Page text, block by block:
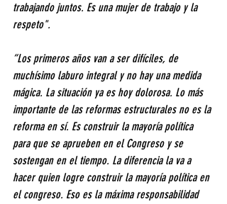
trabajando juntos. Es una mujer de trabajo y la
respeto".
“Los primeros años van a ser difíciles, de
muchísimo laburo integral y no hay una medida
mágica. La situación ya es hoy dolorosa. Lo más
importante de las reformas estructurales no es la
reforma en sí. Es construir la mayoría política
para que se aprueben en el Congreso y se
sostengan en el tiempo. La diferencia la va a
hacer quien logre construir la mayoría política en
el congreso. Eso es la máxima responsabilidad